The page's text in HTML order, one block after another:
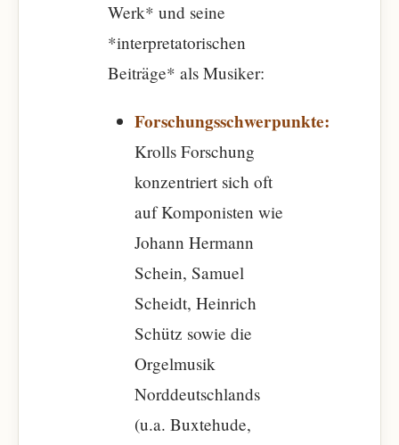
Werk* und seine
*interpretatorischen
Beiträge* als Musiker:
Forschungsschwerpunkte:
Krolls Forschung
konzentriert sich oft
auf Komponisten wie
Johann Hermann
Schein, Samuel
Scheidt, Heinrich
Schütz sowie die
Orgelmusik
Norddeutschlands
(u.a. Buxtehude,